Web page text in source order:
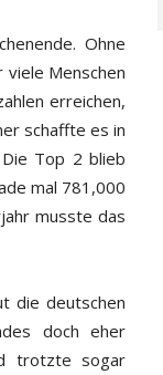
Ohne
Menschen
erreichen,
schaffte es in
Top 2 blieb
mal 781,000
musste das
die deutschen
doch eher
trotzte sogar